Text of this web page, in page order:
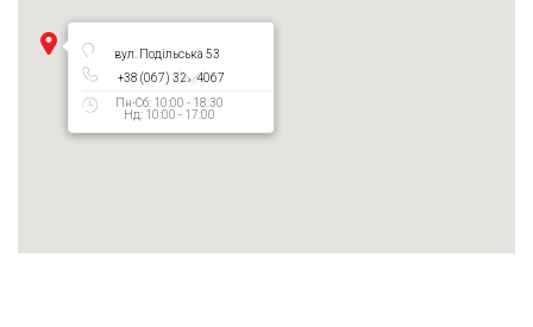
вул. Подільська 53
+38 (067) 327 4067
Пн-Сб: 10:00 - 18:30
Нд: 10:00 - 17:00